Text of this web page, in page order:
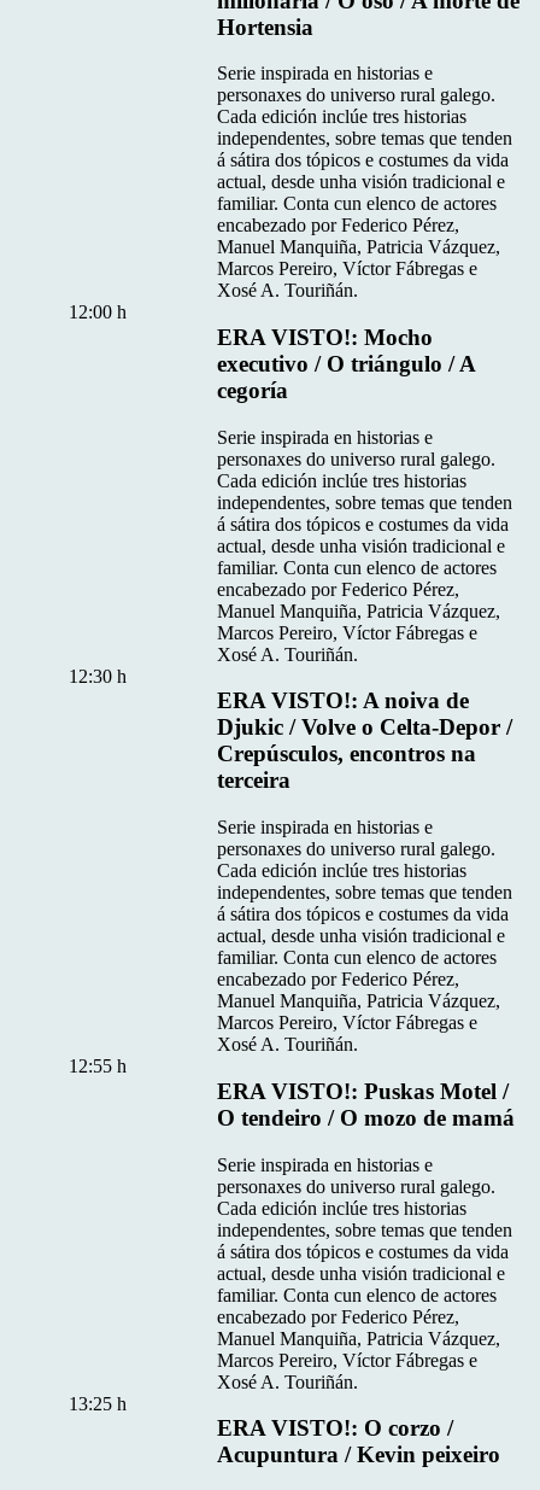
Hortensia
Serie inspirada en historias e
personaxes do universo rural galego.
Cada edición inclúe tres historias
independentes, sobre temas que tenden
á sátira dos tópicos e costumes da vida
actual, desde unha visión tradicional e
familiar. Conta cun elenco de actores
encabezado por Federico Pérez,
Manuel Manquiña, Patricia Vázquez,
Marcos Pereiro, Víctor Fábregas e
Xosé A. Touriñán.
ERA VISTO!: Mocho
executivo / O triángulo / A
cegoría
Serie inspirada en historias e
personaxes do universo rural galego.
Cada edición inclúe tres historias
independentes, sobre temas que tenden
á sátira dos tópicos e costumes da vida
actual, desde unha visión tradicional e
familiar. Conta cun elenco de actores
encabezado por Federico Pérez,
Manuel Manquiña, Patricia Vázquez,
Marcos Pereiro, Víctor Fábregas e
Xosé A. Touriñán.
12:00 h
ERA VISTO!: A noiva de
Djukic / Volve o Celta-Depor /
Crepúsculos, encontros na
terceira
Serie inspirada en historias e
personaxes do universo rural galego.
Cada edición inclúe tres historias
independentes, sobre temas que tenden
á sátira dos tópicos e costumes da vida
actual, desde unha visión tradicional e
familiar. Conta cun elenco de actores
encabezado por Federico Pérez,
Manuel Manquiña, Patricia Vázquez,
Marcos Pereiro, Víctor Fábregas e
Xosé A. Touriñán.
12:30 h
ERA VISTO!: Puskas Motel /
O tendeiro / O mozo de mamá
Serie inspirada en historias e
personaxes do universo rural galego.
Cada edición inclúe tres historias
independentes, sobre temas que tenden
á sátira dos tópicos e costumes da vida
actual, desde unha visión tradicional e
familiar. Conta cun elenco de actores
encabezado por Federico Pérez,
Manuel Manquiña, Patricia Vázquez,
Marcos Pereiro, Víctor Fábregas e
Xosé A. Touriñán.
12:55 h
ERA VISTO!: O corzo /
Acupuntura / Kevin peixeiro
13:25 h